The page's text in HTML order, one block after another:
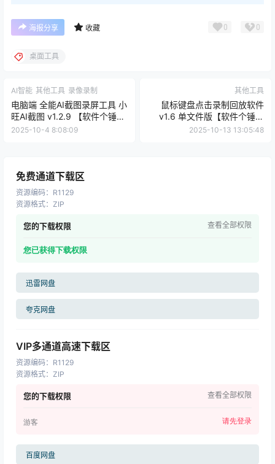
海报分享 收藏 0 0
桌面工具
AI智能 其他工具 录像录制
电脑端 全能AI截图录屏工具 小
旺AI截图 v1.2.9 【软件个锤子
·R4045】
2025-10-4 8:08:09
其他工具
鼠标键盘点击录制回放软件
v1.6 单文件版【软件个锤子
·R4542】
2025-10-13 13:05:48
免费通道下载区
资源编码： R1129
资源格式： ZIP
您的下载权限 查看全部权限
您已获得下载权限
迅雷网盘
夸克网盘
VIP多通道高速下载区
资源编码： R1129
资源格式： ZIP
您的下载权限 查看全部权限
游客 请先登录
百度网盘